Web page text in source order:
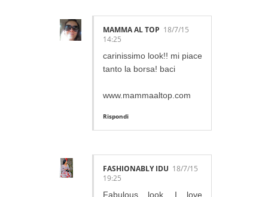
MAMMA AL TOP 18/7/15
14:25
carinissimo look!! mi piace
tanto la borsa! baci
www.mammaaltop.com
Rispondi
FASHIONABLY IDU 18/7/15
19:25
Fabulous look. I love